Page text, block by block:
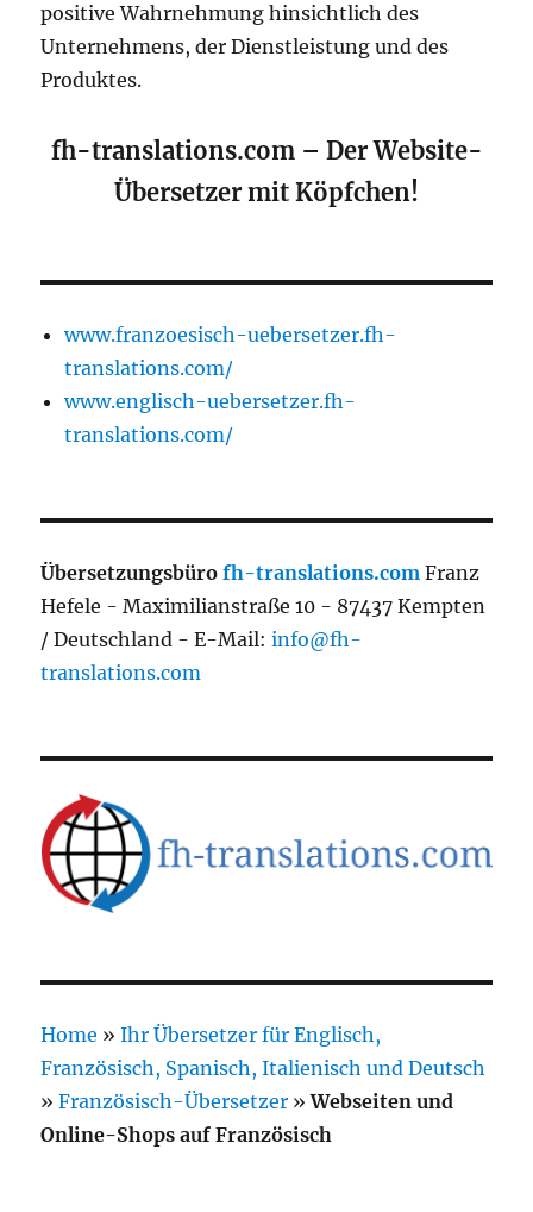
positive Wahrnehmung hinsichtlich des
Unternehmens, der Dienstleistung und des
Produktes.
fh-translations.com – Der Website-
Übersetzer mit Köpfchen!
www.franzoesisch-uebersetzer.fh-
translations.com/
www.englisch-uebersetzer.fh-
translations.com/
Übersetzungsbürofh-translations.com Franz
Hefele - Maximilianstraße 10 - 87437 Kempten
/ Deutschland - E-Mail:info@fh-
translations.com
Home »Ihr Übersetzer für Englisch,
Französisch, Spanisch, Italienisch und Deutsch
»Französisch-Übersetzer »Webseiten und
Online-Shops auf Französisch